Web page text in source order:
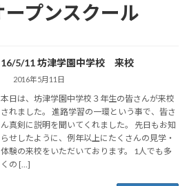
プンスクール
16/5/11 坊津学園中学校 来校
2016年5月11日
本日は、坊津学園中学校３年生の皆さんが来校
されました。 進路学習の一環という事で、皆さ
ん真剣に説明を聞いてくれました。 先日もお知
らせしたように、例年以上にたくさんの見学・
体験の来校をいただいております。 1人でも多
くの […]